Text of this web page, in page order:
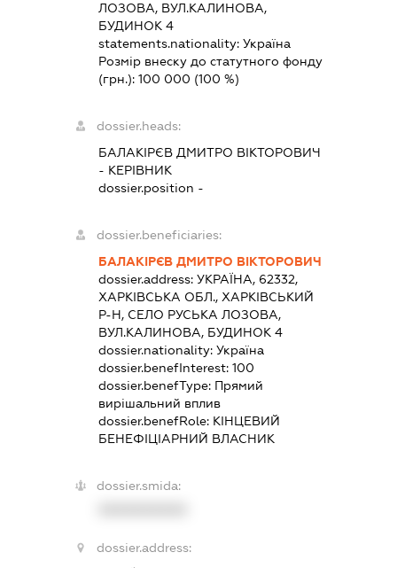
ЛОЗОВА, ВУЛ.КАЛИНОВА,
БУДИНОК 4
statements.nationality:Україна
Розмір внеску до статутного фонду
(грн.):100 000 (100 %)
dossier.heads:
БАЛАКІРЄВ ДМИТРО ВІКТОРОВИЧ
- КЕРІВНИК
dossier.position -
dossier.beneficiaries:
БАЛАКІРЄВ ДМИТРО ВІКТОРОВИЧ
dossier.address:УКРАЇНА, 62332,
ХАРКІВСЬКА ОБЛ., ХАРКІВСЬКИЙ
Р-Н, СЕЛО РУСЬКА ЛОЗОВА,
ВУЛ.КАЛИНОВА, БУДИНОК 4
dossier.nationality:Україна
dossier.benefInterest:100
dossier.benefType: Прямий
вирішальний вплив
dossier.benefRole: КІНЦЕВИЙ
БЕНЕФІЦІАРНИЙ ВЛАСНИК
dossier.smida:
dossier.address: